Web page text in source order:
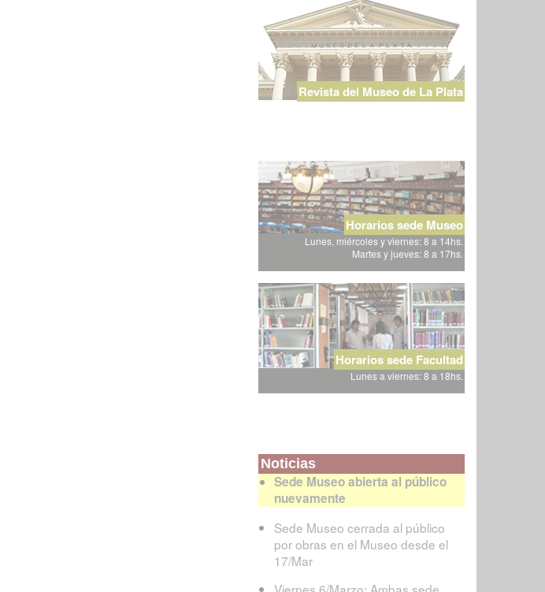
Revista del Museo de La Plata
Horarios sede Museo
Lunes, miércoles y viernes: 8 a 14hs.
Martes y jueves: 8 a 17hs.
Horarios sede Facultad
Lunes a viernes: 8 a 18hs.
Noticias
Sede Museo abierta al público
nuevamente
Sede Museo cerrada al público
por obras en el Museo desde el
17/Mar